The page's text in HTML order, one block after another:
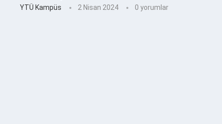
YTÜ Kampüs 2 Nisan 2024 0 yorumlar